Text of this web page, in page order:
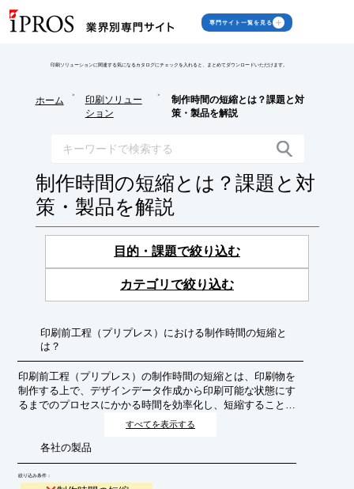
専門サイト一覧を見る
印刷ソリューションに関連する気になるカタログにチェックを入れると、まとめてダウンロードいただけます。
ホーム
>
印刷ソリュー
ション
>
制作時間の短縮とは？課題と対
策・製品を解説
制作時間の短縮とは？課題と対
策・製品を解説
目的・課題で絞り込む
カテゴリで絞り込む
印刷前工程（プリプレス）における制作時間の短縮と
は？
印刷前工程（プリプレス）の制作時間の短縮とは、印刷物を
制作する上で、デザインデータ作成から印刷可能な状態にす
るまでのプロセスにかかる時間を効率化し、短縮することを
目指す取り組みです。これにより、納期短縮、コスト削減、
すべてを表示する
各社の製品
絞り込み条件：